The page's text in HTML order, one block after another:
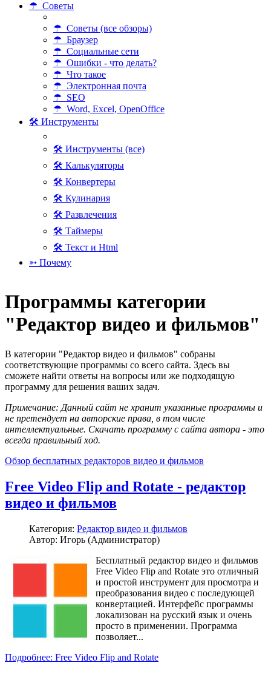
☂ Советы
☂ Советы (все обзоры)
☂ Браузер
☂ Социальные сети
☂ Ошибки - что делать?
☂ Что такое
☂ Электронная почта
☂ SEO
☂ Word, Excel, OpenOffice
🛠 Инструменты
🛠 Инструменты (все)
🛠 Калькуляторы
🛠 Конвертеры
🛠 Кулинария
🛠 Развлечения
🛠 Таймеры
🛠 Текст и Html
➳ Почему
Программы категории
"Редактор видео и фильмов"
В категории "Редактор видео и фильмов" собраны
соответствующие программы со всего сайта. Здесь вы
сможете найти ответы на вопросы или же подходящую
программу для решения ваших задач.
Примечание: Данный сайт не хранит указанные программы и
не претендует на авторские права, в том числе
интеллектуальные. Скачать программу с сайта автора - это
всегда правильный ход.
Обзор бесплатных редакторов видео и фильмов
Free Video Flip and Rotate - редактор
видео и фильмов
Категория: Редактор видео и фильмов
Автор: Игорь (Администратор)
Бесплатный редактор видео и фильмов
Free Video Flip and Rotate это отличный
и простой инструмент для просмотра и
преобразования видео с последующей
конвертацией. Интерфейс программы
локализован на русский язык и очень
просто в применении. Программа
позволяет...
Подробнее: Free Video Flip and Rotate